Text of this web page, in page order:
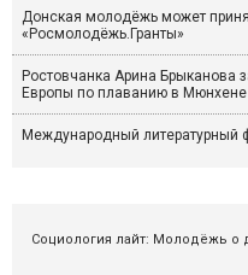
Донская молодёжь может
«Росмолодёжь.Гранты»
Ростовчанка Арина Брыканова
Европы по плаванию в Мюнхене
Международный литературный
Социология лайт: Молодёжь о